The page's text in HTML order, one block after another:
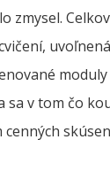
zmysel.
sa v tom čo